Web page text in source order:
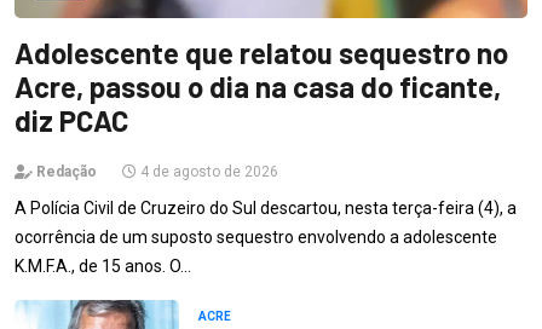
Adolescente que relatou sequestro no
Acre, passou o dia na casa do ficante,
diz PCAC
Redação 4 de agosto de 2026
A Polícia Civil de Cruzeiro do Sul descartou, nesta terça-feira (4), a
ocorrência de um suposto sequestro envolvendo a adolescente
K.M.F.A., de 15 anos. O…
ACRE